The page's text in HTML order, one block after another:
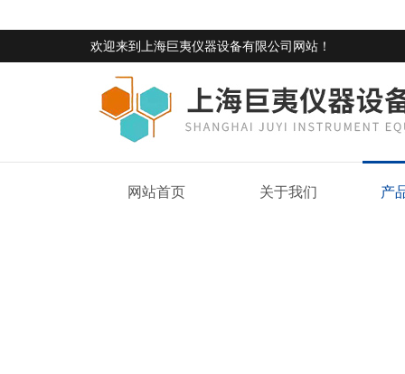
欢迎来到 上海巨夷仪器设备有限公司网站 ！
网站首页 关于我们 产